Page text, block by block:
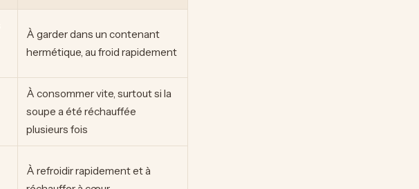
À garder dans un contenant
hermétique, au froid rapidement
À consommer vite, surtout si la
soupe a été réchauffée
plusieurs fois
À refroidir rapidement et à